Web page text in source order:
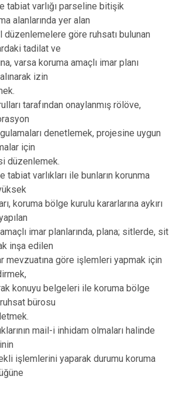
tabiat varlığı parseline bitişik
alanlarında yer alan
göre ruhsatı bulunan
tadilat ve
varsa koruma amaçlı imar planı
izin
tarafından onaylanmış rölöve,
denetlemek, projesine uygun
için
düzenlemek.
tabiat varlıkları ile bunların korunma
koruma bölge kurulu kararlarına aykırı
imar planlarında, plana; sitlerde, sit
inşa edilen
mevzuatına göre işlemleri yapmak için
konuyu belgeleri ile koruma bölge
bürosu
mail-i inhidam olmaları halinde
işlemlerini yaparak durumu koruma